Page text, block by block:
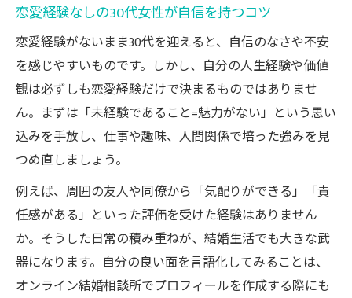
恋愛経験なしの30代女性が自信を持つコツ
恋愛経験がないまま30代を迎えると、自信のなさや不安
を感じやすいものです。しかし、自分の人生経験や価値
観は必ずしも恋愛経験だけで決まるものではありませ
ん。まずは「未経験であること=魅力がない」という思い
込みを手放し、仕事や趣味、人間関係で培った強みを見
つめ直しましょう。
例えば、周囲の友人や同僚から「気配りができる」「責
任感がある」といった評価を受けた経験はありません
か。そうした日常の積み重ねが、結婚生活でも大きな武
器になります。自分の良い面を言語化してみることは、
オンライン結婚相談所でプロフィールを作成する際にも